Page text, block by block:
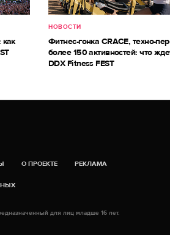
НОВОСТИ
Фитнес-гонка CRACE, техно-
более 150 активностей: что
DDX Fitness FEST
О ПРОЕКТЕ РЕКЛАМА
для лиц младше 16 лет.